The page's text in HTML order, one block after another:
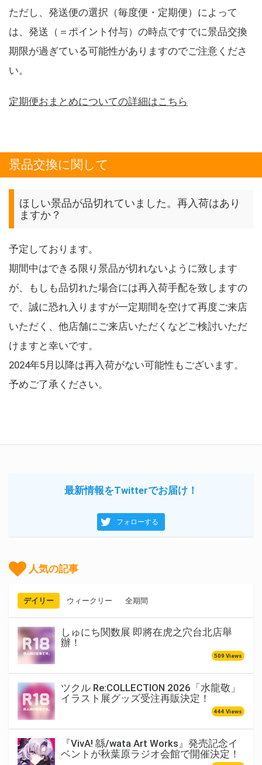
ただし、発送便の選択（毎度便・定期便）によって
は、発送（＝ポイント付与）の時点ですでに景品交換
期限が過ぎている可能性がありますのでご注意くださ
い。
定期便おまとめについての詳細はこちら
景品交換に関して
ほしい景品が品切れていました。再入荷はあり
ますか？
予定しております。
期間中はできる限り景品が切れないように致します
が、もしも品切れた場合には再入荷手配を致しますの
で、誠に恐れ入りますが一定期間を空けて再度ご来店
いただく、他店舗にご来店いただくなどご検討いただ
けますと幸いです。
2024年5月以降は再入荷がない可能性もございます。
予めご了承ください。
最新情報をTwitterでお届け！
フォローする
人気の記事
デイリー ウィークリー 全期間
しゅにち関数展 即將在虎之穴台北店舉
辦！
509 Views
ツクル Re:COLLECTION 2026「水龍敬」
イラスト展グッズ受注再販決定！
444 Views
『VivA! 緜/wata Art Works』発売記念イ
ベントが秋葉原ラジオ会館で開催決定！